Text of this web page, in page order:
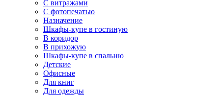
С витражами
С фотопечатью
Назначение
Шкафы-купе в гостиную
В коридор
В прихожую
Шкафы-купе в спальню
Детские
Офисные
Для книг
Для одежды